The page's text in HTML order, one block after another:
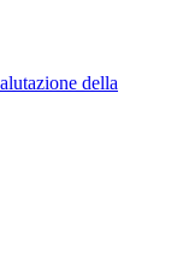
della